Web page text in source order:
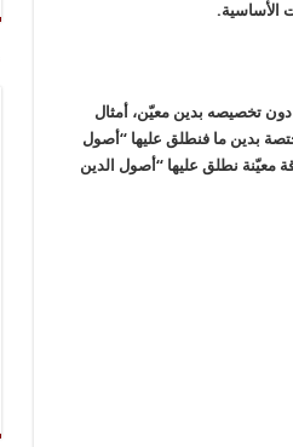
الأساسية.
تخصيصه بدين معيّن، أمثال
بدين ما فنطلق عليها “أصول
معيّنة نطلق عليها “أصول الدين